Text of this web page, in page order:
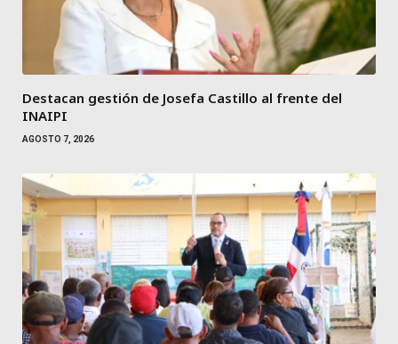
Destacan gestión de Josefa Castillo al frente del
INAIPI
AGOSTO 7, 2026